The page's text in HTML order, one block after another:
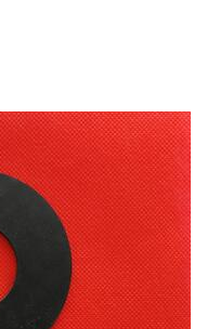
Egyedi gyártás
ÁSZF